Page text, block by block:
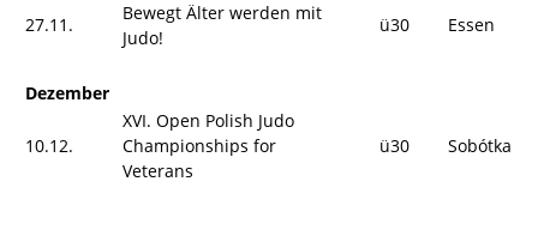
27.11.
Bewegt Älter werden mit
Judo!
ü30 Essen
Dezember
10.12.
XVI. Open Polish Judo
Championships for
Veterans
ü30 Sobótka